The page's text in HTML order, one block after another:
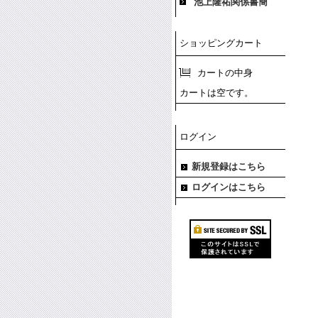
ショッピングカート
カートの中身
カートは空です。
ログイン
新規登録はこちら
ログインはこちら